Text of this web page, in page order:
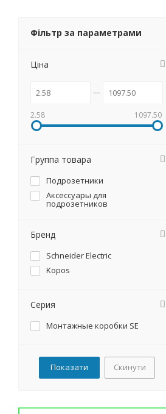
Фільтр за параметрами
Ціна
2.58 1097.50
Группа товара
Подрозетники
Аксессуары для
подрозетников
Бренд
Schneider Electric
Kopos
Серия
Монтажные коробки SE
Скинути